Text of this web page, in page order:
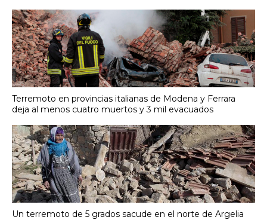
Terremoto en provincias italianas de Modena y Ferrara
deja al menos cuatro muertos y 3 mil evacuados
Un terremoto de 5 grados sacude en el norte de Argelia